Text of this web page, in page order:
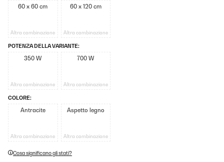
60 x 60 cm
Altra combinazione
60 x 120 cm
Altra combinazione
POTENZA DELLA VARIANTE:
350 W
Altra combinazione
700 W
Altra combinazione
COLORE:
Antracite
Altra combinazione
Aspetto legno
Altra combinazione
Cosa significano gli stati?